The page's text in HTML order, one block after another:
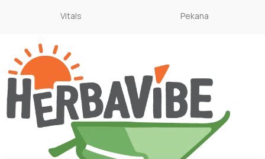
Vitals Pekana